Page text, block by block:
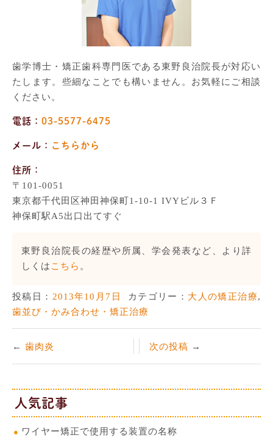
歯学博士・矯正歯科専門医である東野良治院長が対応い
たします。些細なことでも構いません。お気軽にご相談
ください。
電話： 03-5577-6475
メール： こちらから
住所：
〒101-0051
東京都千代田区神田神保町1-10-1 IVYビル３Ｆ
神保町駅A5出口出てすぐ
東野良治院長の経歴や所属、学会発表など、より詳
しくは こちら 。
投稿日： 2013年10月7日 カテゴリー： 大人の矯正治療,
歯並び・かみ合わせ・矯正治療
歯肉炎 次の投稿
人気記事
ワイヤー矯正で使用する装置の名称